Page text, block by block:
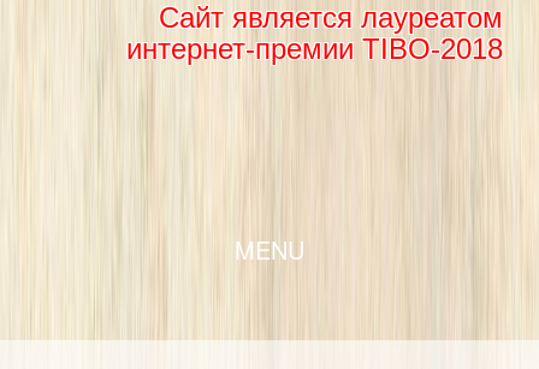
Сайт является лауреатом
интернет-премии TIBO-2018
MENU